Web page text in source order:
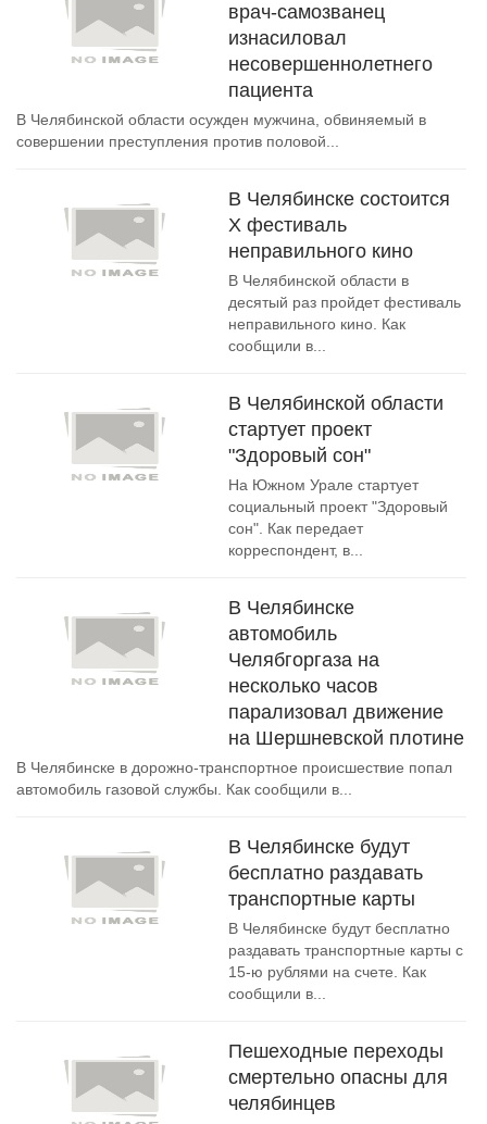
врач-самозванец
изнасиловал
несовершеннолетнего
пациента
В Челябинской области осужден мужчина, обвиняемый в
совершении преступления против половой...
В Челябинске состоится
Х фестиваль
неправильного кино
В Челябинской области в
десятый раз пройдет фестиваль
неправильного кино. Как
сообщили в...
В Челябинской области
стартует проект
"Здоровый сон"
На Южном Урале стартует
социальный проект "Здоровый
сон". Как передает
корреспондент, в...
В Челябинске
автомобиль
Челябгоргаза на
несколько часов
парализовал движение
на Шершневской плотине
В Челябинске в дорожно-транспортное происшествие попал
автомобиль газовой службы. Как сообщили в...
В Челябинске будут
бесплатно раздавать
транспортные карты
В Челябинске будут бесплатно
раздавать транспортные карты с
15-ю рублями на счете. Как
сообщили в...
Пешеходные переходы
смертельно опасны для
челябинцев